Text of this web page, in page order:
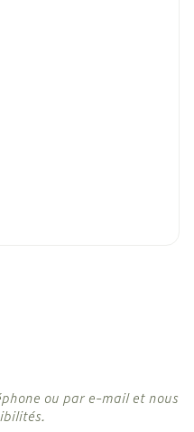
ou par e-mail et nous